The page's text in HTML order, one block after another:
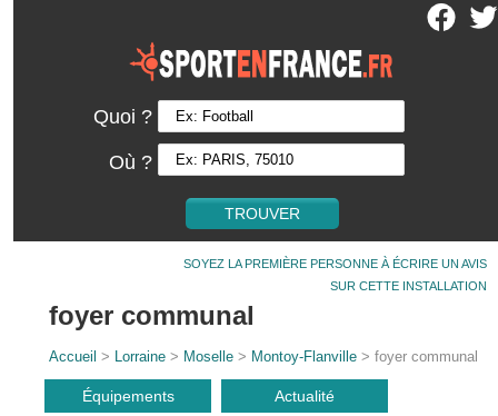
Quoi ?
Où ?
SOYEZ LA PREMIÈRE PERSONNE À ÉCRIRE UN AVIS
SUR CETTE INSTALLATION
foyer communal
Accueil > Lorraine > Moselle > Montoy-Flanville > foyer communal
Équipements Actualité